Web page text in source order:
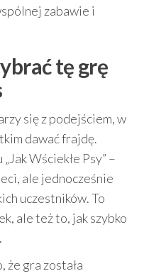
zabawie i
tę grę
się z podejściem, w
dawać frajdę.
Wściekłe Psy” –
ale jednocześnie
uczestników. To
ale też to, jak szybko
że gra została